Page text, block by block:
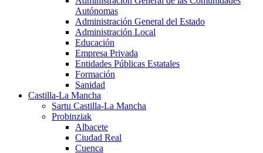
Autónomas
Administración General del Estado
Administración Local
Educación
Empresa Privada
Entidades Públicas Estatales
Formación
Sanidad
Castilla-La Mancha
Sartu Castilla-La Mancha
Probinziak
Albacete
Ciudad Real
Cuenca